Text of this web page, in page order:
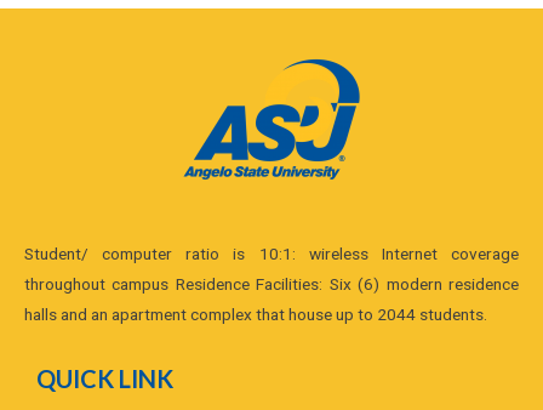
Student/ computer ratio is 10:1: wireless Internet coverage
throughout campus Residence Facilities: Six (6) modern residence
halls and an apartment complex that house up to 2044 students.
QUICK LINK